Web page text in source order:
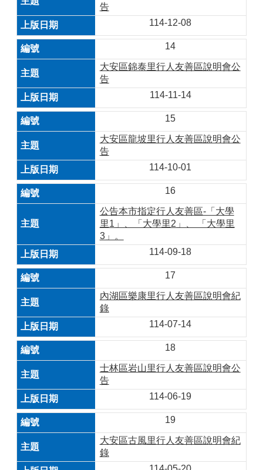
告
114-12-08
14
大安區錦泰里行人友善區說明會公
告
114-11-14
15
大安區龍坡里行人友善區說明會公
告
114-10-01
16
公告本市指定行人友善區-「大學
里1」、「大學里2」、 「大學里
3」。
114-09-18
17
內湖區樂康里行人友善區說明會紀
錄
114-07-14
18
士林區岩山里行人友善區說明會公
告
114-06-19
19
大安區古風里行人友善區說明會紀
錄